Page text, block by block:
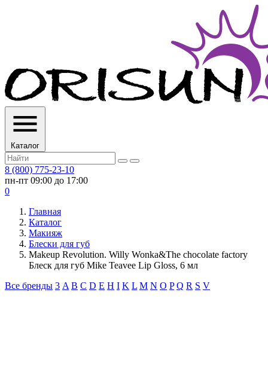
Каталог
8 (800) 775-23-10
пн-пт 09:00 до 17:00
0
Главная
Каталог
Макияж
Блески для губ
Makeup Revolution. Willy Wonka&The chocolate factory
Блеск для губ Mike Teavee Lip Gloss, 6 мл
Все бренды 3 A B C D E H I K L M N O P Q R S V